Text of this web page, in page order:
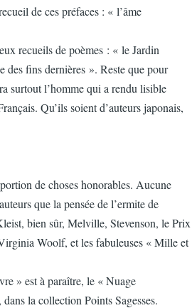
de ces préfaces : « l’âme
recueils de poèmes : « le Jardin
des fins dernières ». Reste que pour
surtout l’homme qui a rendu lisible
Qu’ils soient d’auteurs japonais,
de choses honorables. Aucune
que la pensée de l’ermite de
bien sûr, Melville, Stevenson, le Prix
Woolf, et les fabuleuses « Mille et
» est à paraître, le « Nuage
la collection Points Sagesses.